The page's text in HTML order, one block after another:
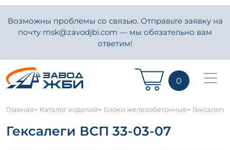
Возможны проблемы со связью. Отправьте заявку на
почту msk@zavodjbi.com — мы обязательно вам
ответим!
0
Главная- Каталог изделий- Блоки железобетонные-
Гексалеги ВСП 33-03-07